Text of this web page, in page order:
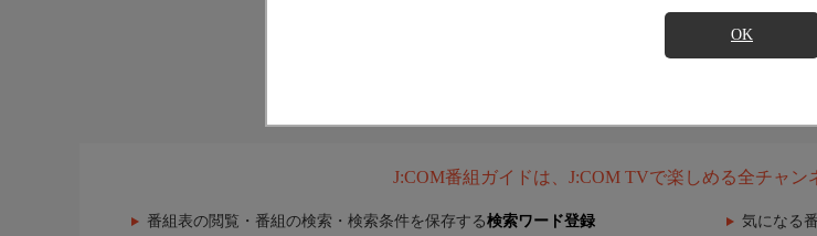
OK
J:COM番組ガイドは、J:COM TVで楽しめる全チャン
番組表の閲覧・番組の検索・検索条件を保存する検索ワード登録 気になる